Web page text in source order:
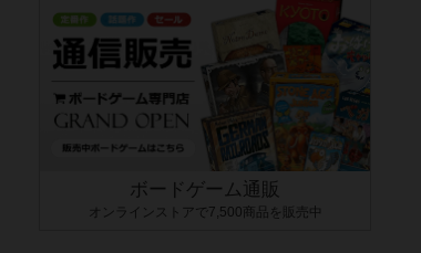
ボードゲーム通販
オンラインストアで7,500商品を販売中